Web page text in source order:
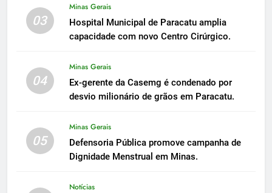
03
Minas Gerais
Hospital Municipal de Paracatu amplia
capacidade com novo Centro Cirúrgico.
04
Minas Gerais
Ex-gerente da Casemg é condenado por
desvio milionário de grãos em Paracatu.
05
Minas Gerais
Defensoria Pública promove campanha de
Dignidade Menstrual em Minas.
Notícias